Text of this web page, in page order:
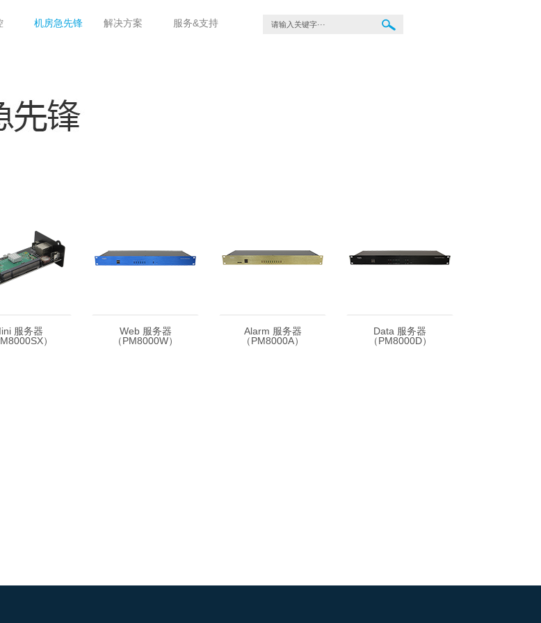
机房&软件
机房急先锋 解决方案 服务&支持
服务器
）
Web 服务器
（PM8000W）
Alarm 服务器
（PM8000A）
Data 服务器
（PM8000D）